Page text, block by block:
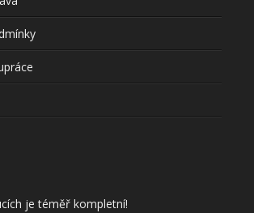
je téměř kompletní!